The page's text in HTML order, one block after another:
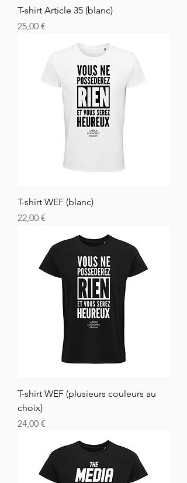
T-shirt Article 35 (blanc)
Cena
25,00 €
T-shirt WEF (blanc)
Cena
22,00 €
T-shirt WEF (plusieurs couleurs au
choix)
Cena
24,00 €